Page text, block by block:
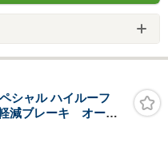
シャル ハイルーフ
減ブレーキ オート
害物センサー バ
ヘッドライト 社